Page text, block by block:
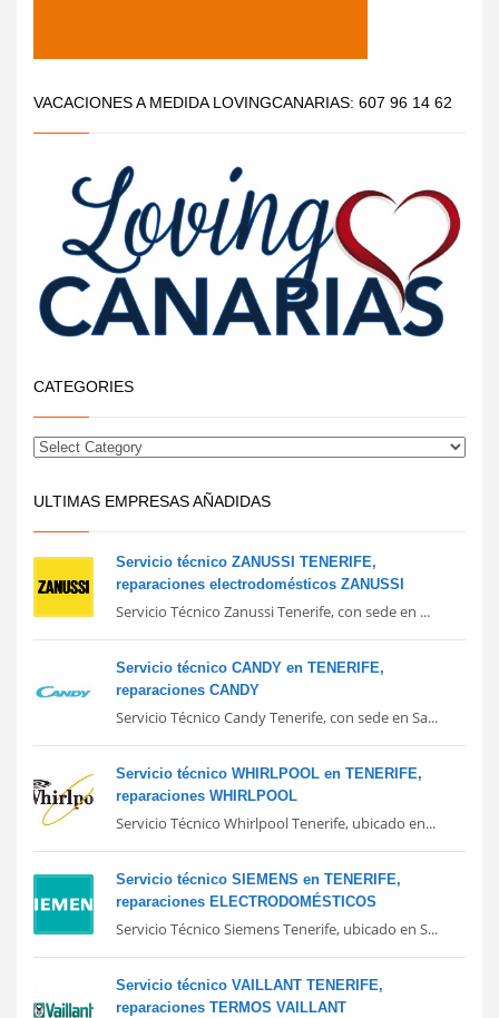
VACACIONES A MEDIDA LOVINGCANARIAS: 607 96 14 62
CATEGORIES
ULTIMAS EMPRESAS AÑADIDAS
Servicio técnico ZANUSSI TENERIFE,
reparaciones electrodomésticos ZANUSSI
Servicio Técnico Zanussi Tenerife, con sede en ...
Servicio técnico CANDY en TENERIFE,
reparaciones CANDY
Servicio Técnico Candy Tenerife, con sede en Sa...
Servicio técnico WHIRLPOOL en TENERIFE,
reparaciones WHIRLPOOL
Servicio Técnico Whirlpool Tenerife, ubicado en...
Servicio técnico SIEMENS en TENERIFE,
reparaciones ELECTRODOMÉSTICOS
Servicio Técnico Siemens Tenerife, ubicado en S...
Servicio técnico VAILLANT TENERIFE,
reparaciones TERMOS VAILLANT